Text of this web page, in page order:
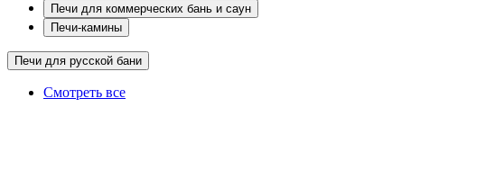
Печи для коммерческих бань и саун
Печи-камины
Печи для русской бани
Смотреть все